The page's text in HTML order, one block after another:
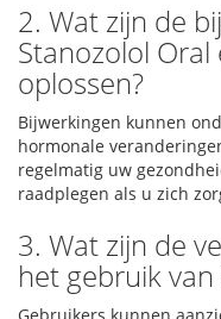
2. Wat zijn de
Stanozolol
oplossen?
Bijwerkingen kunnen
hormonale
regelmatig uw
raadplegen als u zich
3. Wat zijn de
het gebruik